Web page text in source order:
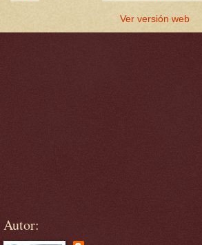
Ver versión web
Autor: